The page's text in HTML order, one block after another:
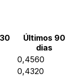
Últimos 90
dias
0,4560
0,4320